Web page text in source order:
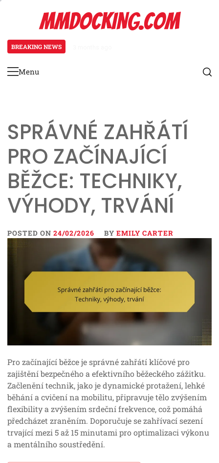
MMDOCKING.COM
BREAKING NEWS
Primary
Menu
SPRÁVNÉ ZAHŘÁTÍ
PRO ZAČÍNAJÍCÍ
BĚŽCE: TECHNIKY,
VÝHODY, TRVÁNÍ
POSTED ON 24/02/2026 BY EMILY CARTER
Pro začínající běžce je správné zahřátí klíčové pro
zajištění bezpečného a efektivního běžeckého zážitku.
Začlenění technik, jako je dynamické protažení, lehké
běhání a cvičení na mobilitu, připravuje tělo zvýšením
flexibility a zvýšením srdeční frekvence, což pomáhá
předcházet zraněním. Doporučuje se zahřívací sezení
trvající mezi 5 až 15 minutami pro optimalizaci výkonu
a mentálního soustředění.